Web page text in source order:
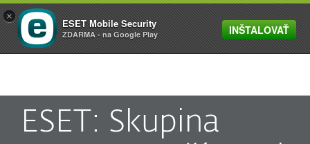
MENU
ESET: Skupina
×
ESET Mobile Security
ZDARMA - na Google Play INŠTALOVAŤ